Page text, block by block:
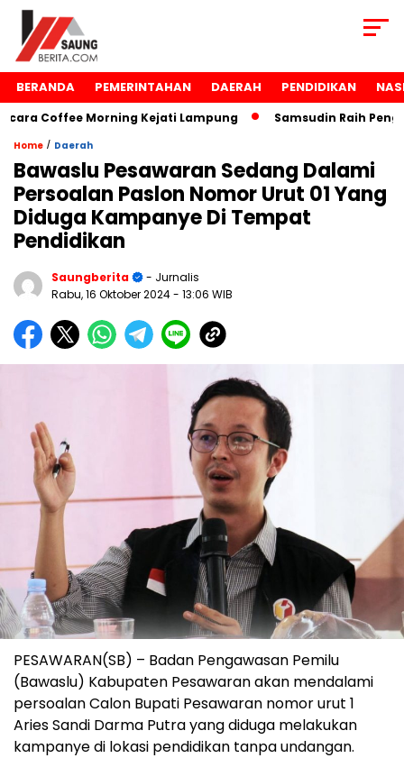
BERANDA PEMERINTAHAN DAERAH PENDIDIKAN
Coffee Morning Kejati Lampung Samsudin Raih
Home / Daerah
Bawaslu Pesawaran Sedang Dalami
Persoalan Paslon Nomor Urut 01 Yang
Diduga Kampanye Di Tempat
Pendidikan
Saungberita
- Jurnalis
Rabu, 16 Oktober 2024- 13:06 WIB
PESAWARAN(SB) – Badan Pengawasan Pemilu
(Bawaslu) Kabupaten Pesawaran akan mendalami
persoalan Calon Bupati Pesawaran nomor urut 1
Aries Sandi Darma Putra yang diduga melakukan
kampanye di lokasi pendidikan tanpa undangan.